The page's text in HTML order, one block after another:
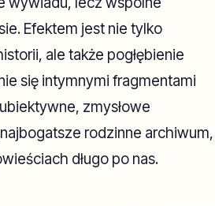
Efektem jest nie tylko
ale także pogłębienie
się intymnymi fragmentami
zmysłowe
rodzinne archiwum,
długo po nas.